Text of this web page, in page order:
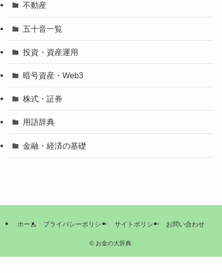
不動産
五十音一覧
投資・資産運用
暗号資産・Web3
株式・証券
用語辞典
金融・経済の基礎
ホーム プライバシーポリシー サイトポリシー お問い合わせ
©お金の大辞典.